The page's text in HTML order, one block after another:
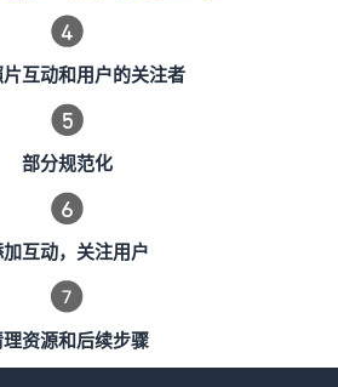
互动和用户的关注者
部分规范化
加互动，关注用户
理资源和后续步骤